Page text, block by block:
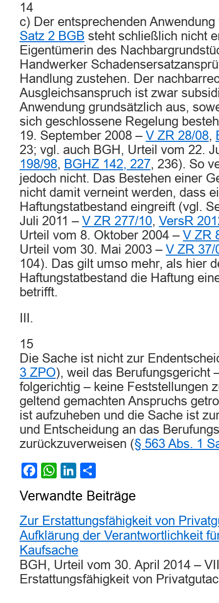
14
c) Der entsprechenden
Satz 2 BGB steht schließlich nicht
Eigentümerin des
Handwerker
Handlung zustehen. Der
Ausgleichsanspruch ist zwar
Anwendung grundsätzlich aus,
sich geschlossene Regelung
19. September 2008 – V ZR 28/08,
23; vgl. auch BGH, Urteil vom 22.
198/98, BGHZ 142, 227, 236). So
jedoch nicht. Das Bestehen einer
nicht damit verneint werden, dass
Haftungstatbestand eingreift (vgl.
Juli 2011 – V ZR 277/10, VersR
Urteil vom 8. Oktober 2004 – V ZR
Urteil vom 30. Mai 2003 – V ZR 37/
104). Das gilt umso mehr, als hier
Haftungstatbestand die Haftung
betrifft.
III.
15
Die Sache ist nicht zur
3 ZPO), weil das Berufungsgericht
folgerichtig – keine Feststellungen
geltend gemachten Anspruchs
ist aufzuheben und die Sache ist
und Entscheidung an das
zurückzuverweisen (§ 563 Abs. 1
Facebook
WhatsApp
LinkedIn
Verwandte Beiträge
Zur Erstattungsfähigkeit von
Aufklärung der Verantwortlichkeit
Kaufsache
BGH, Urteil vom 30. April 2014 –
Erstattungsfähigkeit von